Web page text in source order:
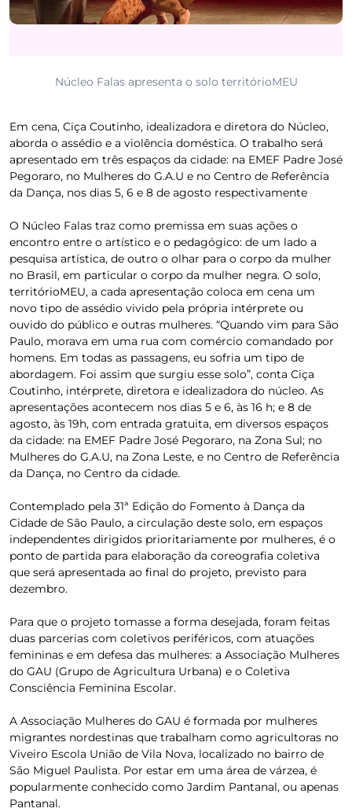
Núcleo Falas apresenta o solo territórioMEU
Em cena, Ciça Coutinho, idealizadora e diretora do Núcleo,
aborda o assédio e a violência doméstica. O trabalho será
apresentado em três espaços da cidade: na EMEF Padre José
Pegoraro, no Mulheres do G.A.U e no Centro de Referência
da Dança, nos dias 5, 6 e 8 de agosto respectivamente
O Núcleo Falas traz como premissa em suas ações o
encontro entre o artístico e o pedagógico: de um lado a
pesquisa artística, de outro o olhar para o corpo da mulher
no Brasil, em particular o corpo da mulher negra. O solo,
territórioMEU, a cada apresentação coloca em cena um
novo tipo de assédio vivido pela própria intérprete ou
ouvido do público e outras mulheres. “Quando vim para São
Paulo, morava em uma rua com comércio comandado por
homens. Em todas as passagens, eu sofria um tipo de
abordagem. Foi assim que surgiu esse solo”, conta Ciça
Coutinho, intérprete, diretora e idealizadora do núcleo. As
apresentações acontecem nos dias 5 e 6, às 16 h; e 8 de
agosto, às 19h, com entrada gratuita, em diversos espaços
da cidade: na EMEF Padre José Pegoraro, na Zona Sul; no
Mulheres do G.A.U, na Zona Leste, e no Centro de Referência
da Dança, no Centro da cidade.
Contemplado pela 31ª Edição do Fomento à Dança da
Cidade de São Paulo, a circulação deste solo, em espaços
independentes dirigidos prioritariamente por mulheres, é o
ponto de partida para elaboração da coreografia coletiva
que será apresentada ao final do projeto, previsto para
dezembro.
Para que o projeto tomasse a forma desejada, foram feitas
duas parcerias com coletivos periféricos, com atuações
femininas e em defesa das mulheres: a Associação Mulheres
do GAU (Grupo de Agricultura Urbana) e o Coletiva
Consciência Feminina Escolar.
A Associação Mulheres do GAU é formada por mulheres
migrantes nordestinas que trabalham como agricultoras no
Viveiro Escola União de Vila Nova, localizado no bairro de
São Miguel Paulista. Por estar em uma área de várzea, é
popularmente conhecido como Jardim Pantanal, ou apenas
Pantanal.